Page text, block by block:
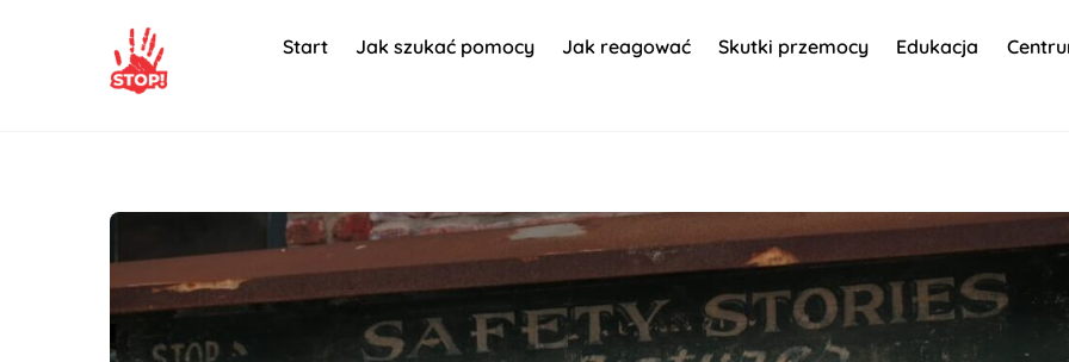
Start Jak szukać pomocy Jak reagować Skutki przemocy Edukacja